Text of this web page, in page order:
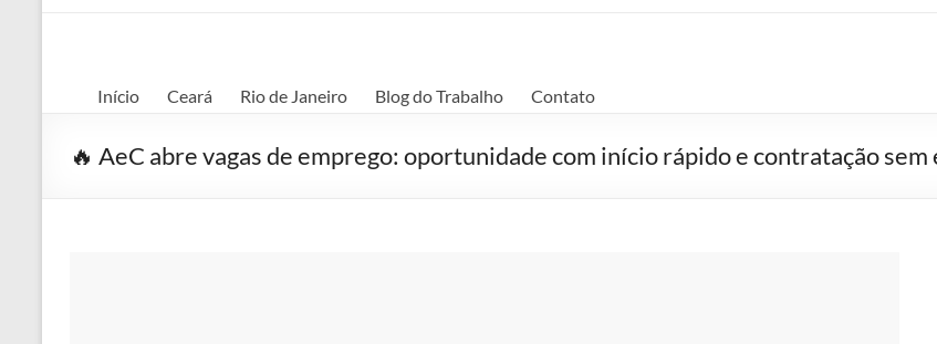
Início Ceará Rio de Janeiro Blog do Trabalho Contato
🔥 AeC abre vagas de emprego: oportunidade com início rápido e contratação